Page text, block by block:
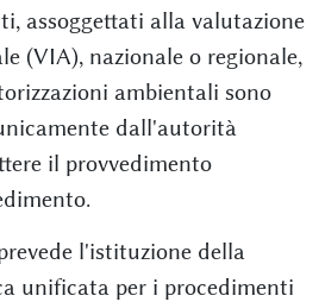
assoggettati alla valutazione
(VIA), nazionale o regionale,
ambientali sono
dall'autorità
il provvedimento
l'istituzione della
unificata per i procedimenti